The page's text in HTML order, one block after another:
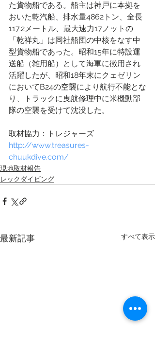
た貨物船である。船主は神戸に本拠を
おいた乾汽船、排水量4862トン、全長
117.2メートル、最大速力17ノットの
「乾祥丸」は同社船団の中核をなす中
型貨物船であった。昭和15年に特設運
送船（雑用船）として海軍に徴用され
活躍したが、昭和18年末にクェゼリン
においてB24の空襲により航行不能とな
り、トラックに曳航修理中に米機動部
隊の空襲を受けて沈没した。
取材協力：トレジャーズ
http://www.treasures-
chuukdive.com/
現地取材報告
レックダイビング
最新記事 すべて表示